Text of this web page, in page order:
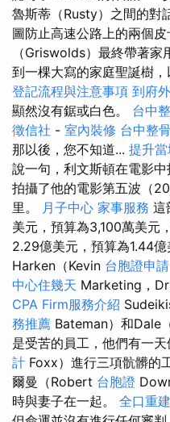
魯斯蒂（Rusty）之間的對
圖防止高速公路上的兩個皮
（Griswolds）最終帶著
到一棵大寫的家庭聖誕樹
登記流程與注意事項 到府
顯然沒有鋸或白色。 台中
徵信社 - 室內裝修 台中整
那以後，您不知道... 提升
說一句，利文斯頓在電影
拍攝了他的電影第五波（
里。
月子中心 家事服務 這
美元，預算為3,100萬美元
2.29億美元，預算為1.44
Harken（Kevin 台胞證申請
中心住幾天 Marketing，Dr
CPA Firm服務介紹
務推薦 Bateman）和Dale
是受苦的員工，他們有一
計 Foxx）進行三項骯髒的
爾曼（Robert 台胞證
時與妻子在一起。 全口重建